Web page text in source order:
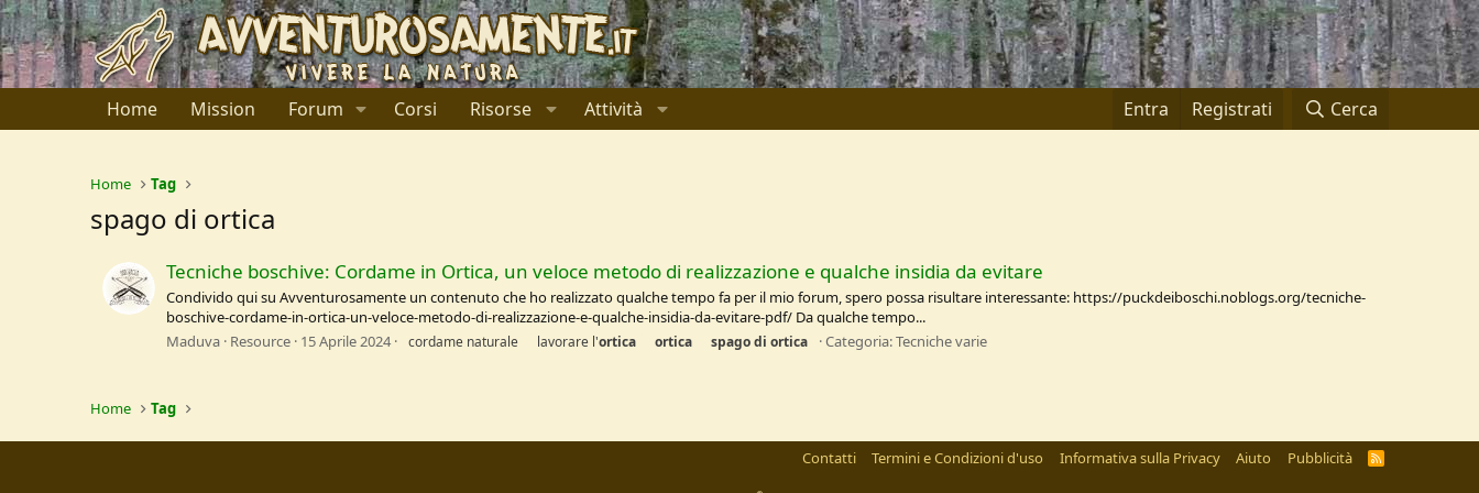
Home Mission Forum Corsi Risorse Attività Entra Registrati Cerca
Home Tag
spago di ortica
Tecniche boschive: Cordame in Ortica, un veloce metodo di realizzazione e qualche insidia da evitare
Condivido qui su Avventurosamente un contenuto che ho realizzato qualche tempo fa per il mio forum, spero possa risultare interessante: https://puckdeiboschi.noblogs.org/tecniche-
boschive-cordame-in-ortica-un-veloce-metodo-di-realizzazione-e-qualche-insidia-da-evitare-pdf/ Da qualche tempo...
Maduva Resource 15 Aprile 2024 cordame naturale lavorare l'ortica ortica spagodi ortica Categoria:Tecniche varie
Home Tag
Contatti Termini e Condizioni d'uso Informativa sulla Privacy Aiuto Pubblicità
R